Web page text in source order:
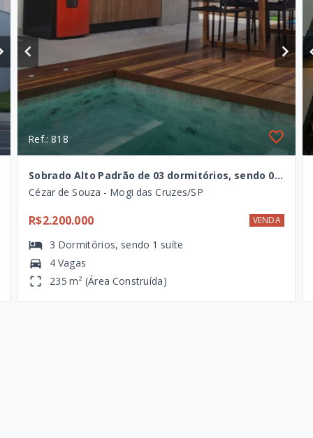
Ref.: 818
Sobrado Alto Padrão de 03 dormitórios, sendo 01 suíte, à venda no Mosaico Essence, Mogi das Cruzes - SP
Cézar de Souza - Mogi das Cruzes/SP
R$2.200.000 VENDA
3 Dormitórios, sendo 1 suíte
4 Vagas
235 m² (Área Construída)